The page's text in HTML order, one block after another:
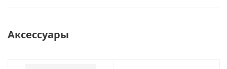
Аксессуары